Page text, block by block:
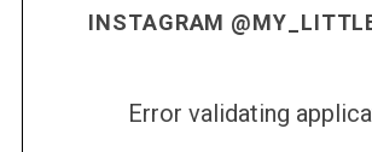
INSTAGRAM
Error validating